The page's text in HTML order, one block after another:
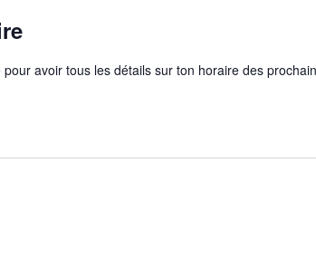
avoir tous les détails sur ton horaire des